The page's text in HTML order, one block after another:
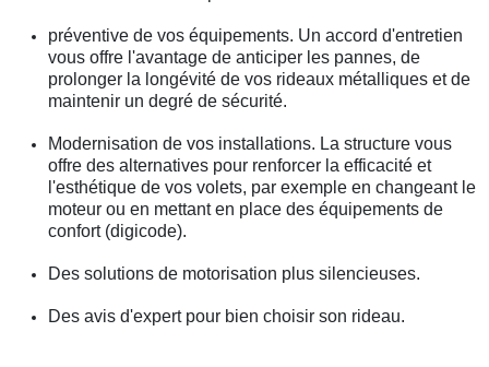
préventive de vos équipements. Un accord d'entretien
vous offre l'avantage de anticiper les pannes, de
prolonger la longévité de vos rideaux métalliques et de
maintenir un degré de sécurité.
Modernisation de vos installations. La structure vous
offre des alternatives pour renforcer la efficacité et
l'esthétique de vos volets, par exemple en changeant le
moteur ou en mettant en place des équipements de
confort (digicode).
Des solutions de motorisation plus silencieuses.
Des avis d'expert pour bien choisir son rideau.